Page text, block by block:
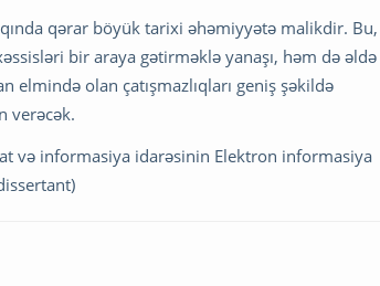
qərar böyük tarixi əhəmiyyətə malikdir. Bu,
bir araya gətirməklə yanaşı, həm də əldə
olan çatışmazlıqları geniş şəkildə
verəcək.
və informasiya idarəsinin Elektron informasiya